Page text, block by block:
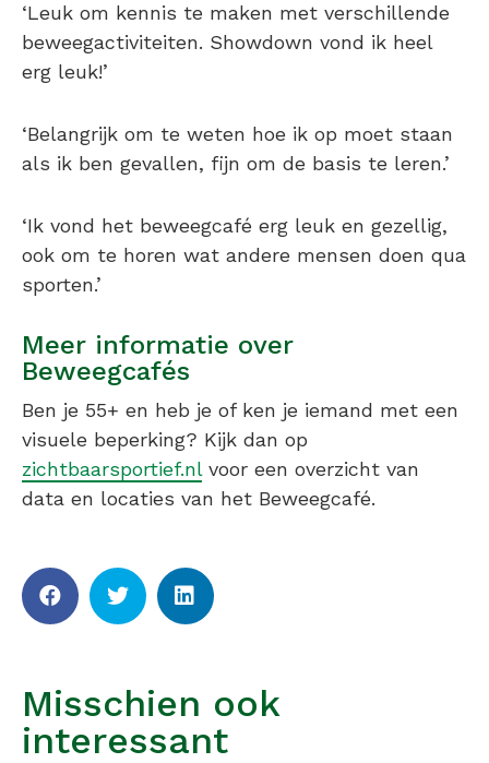
‘Leuk om kennis te maken met verschillende
beweegactiviteiten. Showdown vond ik heel
erg leuk!’
‘Belangrijk om te weten hoe ik op moet staan
als ik ben gevallen, fijn om de basis te leren.’
‘Ik vond het beweegcafé erg leuk en gezellig,
ook om te horen wat andere mensen doen qua
sporten.’
Meer informatie over
Beweegcafés
Ben je 55+ en heb je of ken je iemand met een
visuele beperking? Kijk dan op
zichtbaarsportief.nlvoor een overzicht van
data en locaties van het Beweegcafé.
Misschien ook
interessant